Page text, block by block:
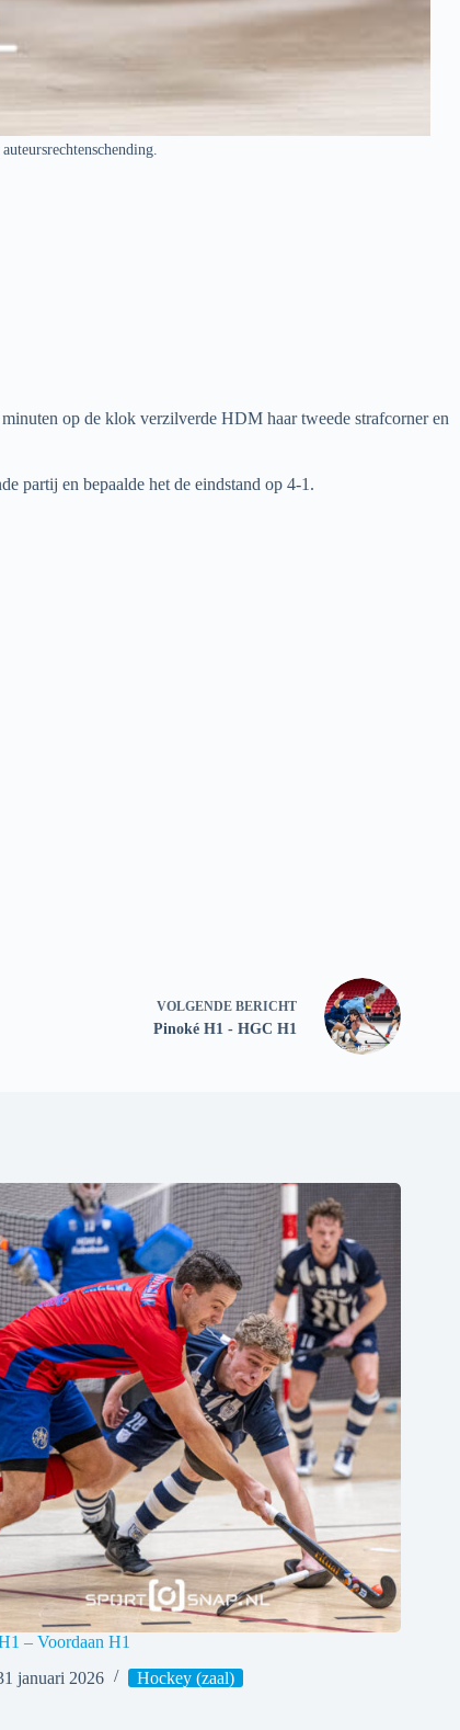
op de klok verzilverde HDM haar tweede strafcorner en
partij en bepaalde het de eindstand op 4-1.
VOLGENDE BERICHT
Pinoké H1 - HGC H1
– Voordaan H1
januari 2026
Hockey (zaal)